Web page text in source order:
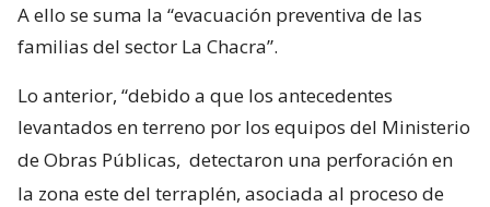
A ello se suma la “evacuación preventiva de las
familias del sector La Chacra”.
Lo anterior, “debido a que los antecedentes
levantados en terreno por los equipos del Ministerio
de Obras Públicas, detectaron una perforación en
la zona este del terraplén, asociada al proceso de